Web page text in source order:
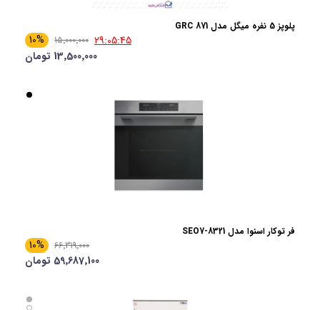
پلوپز 5 نفره میگل مدل GRC 871
29:05:44 15٬000٬000
10%
13٬500٬000 تومان
فر توکار اسنوا مدل SEO7-8321
66٬319٬000
10%
59٬687٬100 تومان